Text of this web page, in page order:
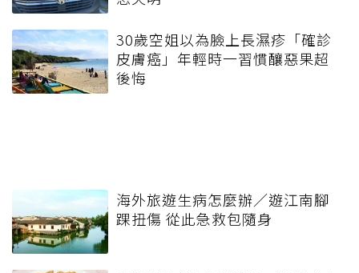
30歲空姐以為臉上長濕疹「確診
皮膚癌」年輕時一習慣釀惡果超
後悔
海外旅遊生病怎麼辦／遊江南腳
踝扭傷 從此急救包隨身